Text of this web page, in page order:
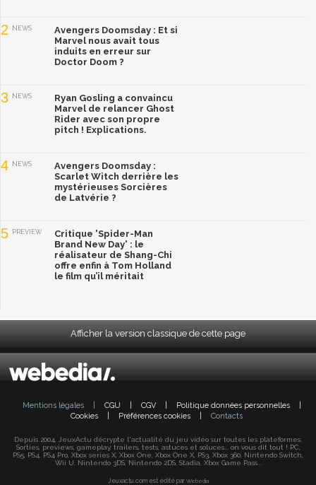
2 NEWS
Avengers Doomsday : Et si
Marvel nous avait tous
induits en erreur sur
Doctor Doom ?
3 NEWS
Ryan Gosling a convaincu
Marvel de relancer Ghost
Rider avec son propre
pitch ! Explications.
4 NEWS
Avengers Doomsday :
Scarlet Witch derrière les
mystérieuses Sorcières
de Latvérie ?
5 PREVIEW
Critique 'Spider-Man
Brand New Day' : le
réalisateur de Shang-Chi
offre enfin à Tom Holland
le film qu’il méritait
Afficher la version classique de cette page
Mentions légales CGU CGV Politique données personnelles
Cookies
Préférences cookies Contacts
Depuis 2004, JeuxActu décrypte l'actualité du jeu vidéo sur toutes les plateformes.
Sorties, previews, gameplay, trailers, tests, astuces et soluces... on vous dit tout ! PC,
PS5, PS4, PS4 Pro, Xbox series X, Xbox One, Xbox One X, PS3, Xbox 360, Nintendo Switch,
Wii U, Nintendo 3DS, Nintendo 2DS, Stadia, Xbox Game Pass...
Jeuxactu.com est édité par Webedia